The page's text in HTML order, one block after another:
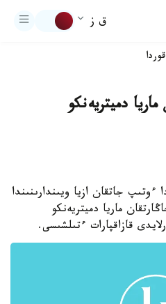
ق ز
دميتريەنكو
ءوتىپ جاتقان ازيا ويىندارىنىندا
ماريا دميتريەنكو
قازاقپارات ءتىلشىسى.